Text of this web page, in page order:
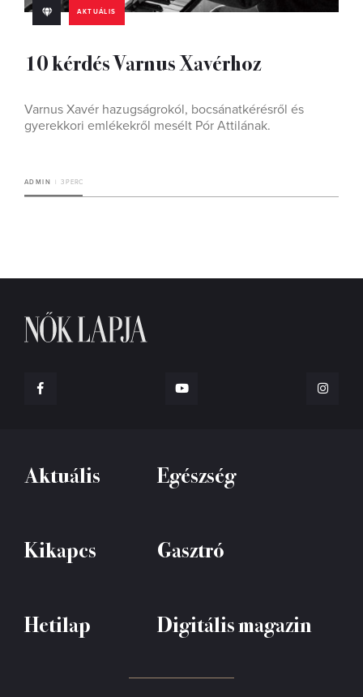
AKTUÁLIS
10 kérdés Varnus Xavérhoz
Varnus Xavér hazugságrokól, bocsánatkérésről és
gyerekkori emlékekről mesélt Pór Attilának.
ADMIN 3 PERC
Aktuális Egészség
Kikapcs Gasztró
Hetilap Digitális magazin